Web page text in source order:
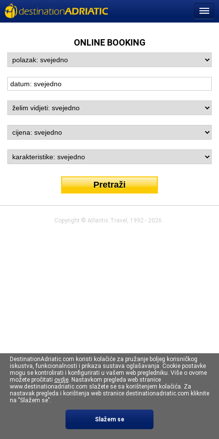
ONLINE BOOKING
DestinationAdriatic.com koristi kolačiće za pružanje boljeg korisničkog
iskustva, funkcionalnosti i prikaza sustava oglašavanja. Cookie postavke
mogu se kontrolirati i konfigurirati u vašem web pregledniku. Više o ovome
možete pročitati ovdje. Nastavkom pregleda web stranice
www.destinationadriatic.com slažete se sa korištenjem kolačića. Za
nastavak pregleda i korištenja web stranice destinationadriatic.com kliknite
na "Slažem se".
Slažem se
Copyright © Atlantis Travel , 1992 - 2026 .